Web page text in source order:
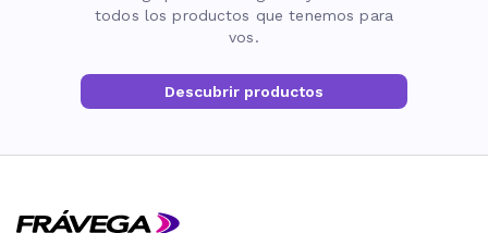
todos los productos que tenemos para
vos.
Descubrir productos